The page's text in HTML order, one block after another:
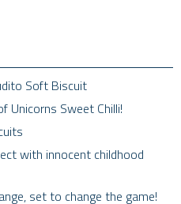
Soft Biscuit
Unicorns Sweet Chilli!
with innocent childhood
set to change the game!